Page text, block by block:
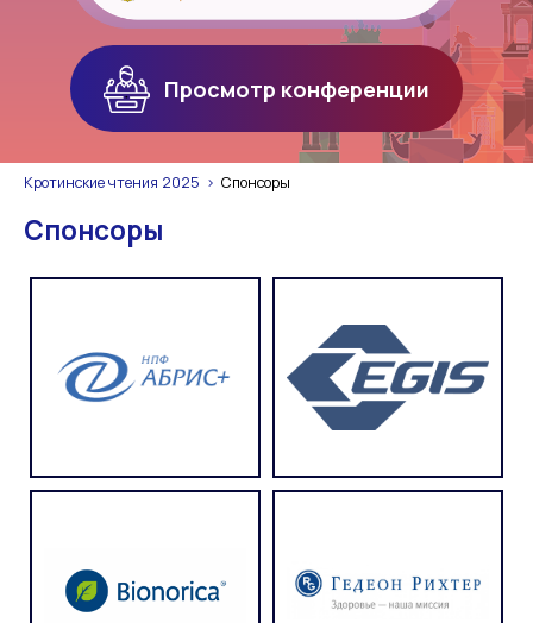
Просмотр конференции
Кротинские чтения 2025 Спонсоры
Спонсоры